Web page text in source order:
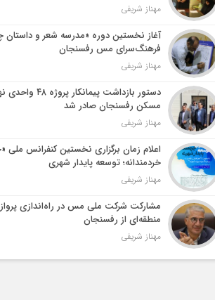
مهناز شریفی
آغاز نخستین دوره «مدرسه شعر و داستان
فرهنگ‌سرای مس رفسنجان
مهناز شریفی
دستور بازداشت
مسکن رفسنجان صادر شد
مهناز شریفی
اعلام زمان برگزاری نخستین کنفرانس ملی
خردمندانه؛ توسعه پایدار شهری
مهناز شریفی
مشارکت شرکت ملی مس در راه‌اندازی
منطقه‌ای از رفسنجان
مهناز شریفی